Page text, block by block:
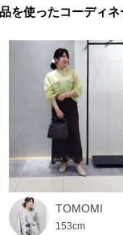
W59 H87 着用サイズ：
を使った
TOMOMI
153cm